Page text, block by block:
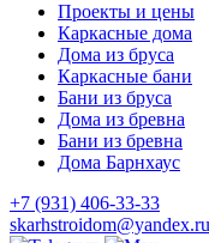
Проекты и цены
Каркасные дома
Дома из бруса
Каркасные бани
Бани из бруса
Дома из бревна
Бани из бревна
Дома Барнхаус
+7 (931) 406-33-33
skarhstroidom@yandex.ru